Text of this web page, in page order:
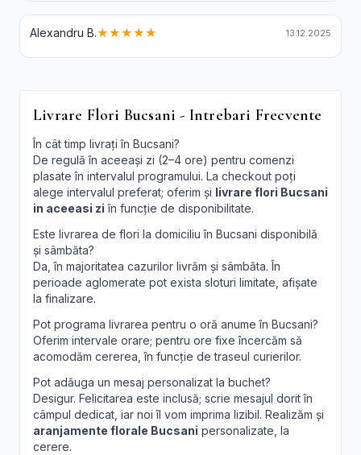
Alexandru B.★★★★★ 13.12.2025
Livrare Flori Bucsani - Intrebari Frecvente
În cât timp livrați în Bucsani?
De regulă în aceeași zi (2–4 ore) pentru comenzi
plasate în intervalul programului. La checkout poți
alege intervalul preferat; oferim și livrare flori Bucsani
in aceeasi zi în funcție de disponibilitate.
Este livrarea de flori la domiciliu în Bucsani disponibilă
și sâmbăta?
Da, în majoritatea cazurilor livrăm și sâmbăta. În
perioade aglomerate pot exista sloturi limitate, afișate
la finalizare.
Pot programa livrarea pentru o oră anume în Bucsani?
Oferim intervale orare; pentru ore fixe încercăm să
acomodăm cererea, în funcție de traseul curierilor.
Pot adăuga un mesaj personalizat la buchet?
Desigur. Felicitarea este inclusă; scrie mesajul dorit în
câmpul dedicat, iar noi îl vom imprima lizibil. Realizăm și
aranjamente florale Bucsani personalizate, la
cerere.